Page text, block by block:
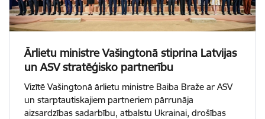
Ārlietu ministre Vašingtonā stiprina Latvijas
un ASV stratēģisko partnerību
Vizītē Vašingtonā ārlietu ministre Baiba Braže ar ASV
un starptautiskajiem partneriem pārrunāja
aizsardzības sadarbību, atbalstu Ukrainai, drošības